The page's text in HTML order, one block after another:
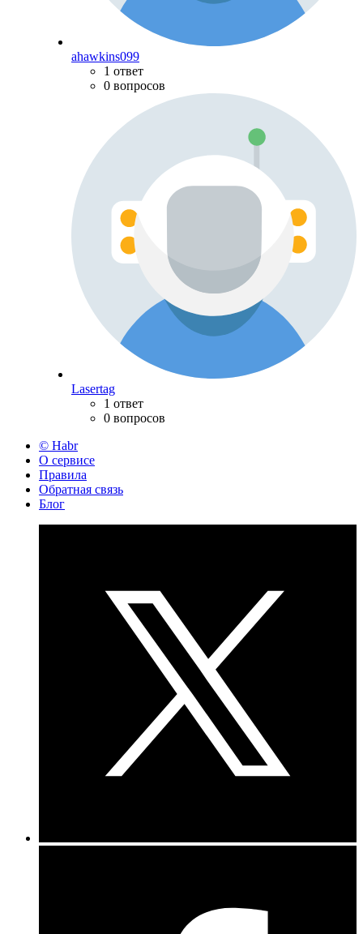
ahawkins099
1 ответ
0 вопросов
Lasertag
1 ответ
0 вопросов
© Habr
О сервисе
Правила
Обратная связь
Блог